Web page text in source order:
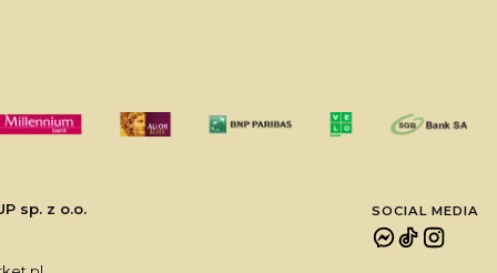
sp. z o.o.
SOCIAL MEDIA